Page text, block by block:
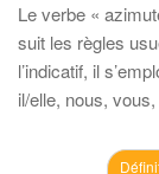
Le verbe «
suit les règles
l’indicatif, il
il/elle, nous,